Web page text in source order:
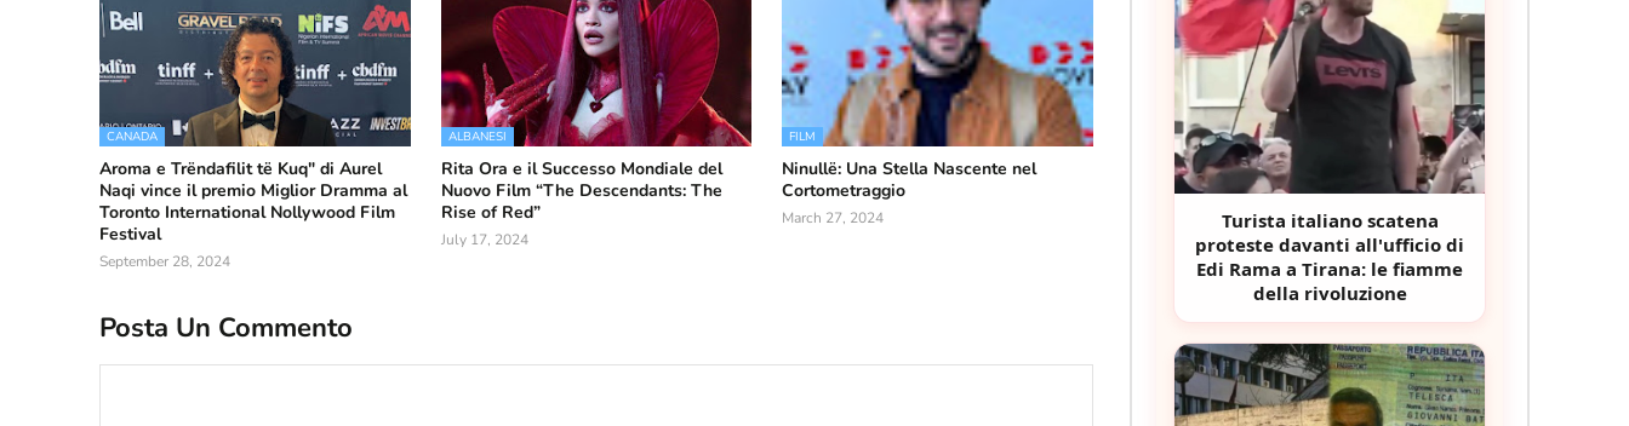
CANADA
Aroma e Trëndafilit të Kuq" di Aurel
Naqi vince il premio Miglior Dramma al
Toronto International Nollywood Film
Festival
September 28, 2024
ALBANESI
Rita Ora e il Successo Mondiale del
Nuovo Film “The Descendants: The
Rise of Red”
July 17, 2024
FILM
Ninullë: Una Stella Nascente nel
Cortometraggio
March 27, 2024
Posta Un Commento
Turista italiano scatena
proteste davanti all'ufficio di
Edi Rama a Tirana: le fiamme
della rivoluzione